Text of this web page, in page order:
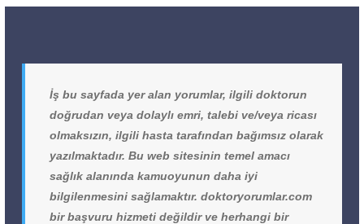
İş bu sayfada yer alan yorumlar, ilgili doktorun
doğrudan veya dolaylı emri, talebi ve/veya ricası
olmaksızın, ilgili hasta tarafından bağımsız olarak
yazılmaktadır. Bu web sitesinin temel amacı
sağlık alanında kamuoyunun daha iyi
bilgilenmesini sağlamaktır. doktoryorumlar.com
bir başvuru hizmeti değildir ve herhangi bir